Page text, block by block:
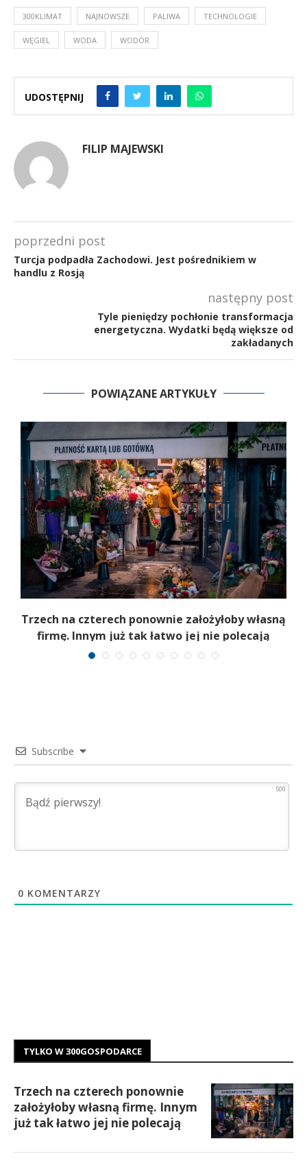
300KLIMAT NAJNOWSZE PALIWA TECHNOLOGIE
WĘGIEL WODA WODÓR
UDOSTĘPNIJ
FILIP MAJEWSKI
poprzedni post
Turcja podpadła Zachodowi. Jest pośrednikiem w
handlu z Rosją
następny post
Tyle pieniędzy pochłonie transformacja
energetyczna. Wydatki będą większe od
zakładanych
POWIĄZANE ARTYKUŁY
Trzech na czterech ponownie założyłoby własną
firmę. Innym już tak łatwo jej nie polecają
Subscribe
500
0 KOMENTARZY
TYLKO W 300GOSPODARCE
Trzech na czterech ponownie
założyłoby własną firmę. Innym
już tak łatwo jej nie polecają